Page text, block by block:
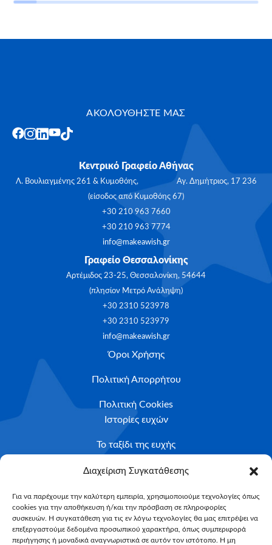
Διαχείριση Συγκατάθεσης
Για να παρέχουμε την καλύτερη εμπειρία, χρησιμοποιούμε τεχνολογίες όπως
cookies για την αποθήκευση ή/και την πρόσβαση σε πληροφορίες
συσκευών. Η συγκατάθεση για τις εν λόγω τεχνολογίες θα μας επιτρέψει να
επεξεργαστούμε δεδομένα προσωπικού χαρακτήρα, όπως συμπεριφορά
περιήγησης ή μοναδικά αναγνωριστικά σε αυτόν τον ιστότοπο. Η μη
ΑΚΟΛΟΥΘΗΣΤΕ ΜΑΣ
Κεντρικό Γραφείο Αθήνας
Λ. Βουλιαγμένης 261 & Κυμοθόης, Αγ. Δημήτριος, 17 236
(είσοδος από Κυμοθόης 67)
+30 210 963 7660
+30 210 963 7774
info@makeawish.gr
Γραφείο Θεσσαλονίκης
Αρτέμιδος 23-25, Θεσσαλονίκη, 54644
(πλησίον Μετρό Ανάληψη)
+30 2310 523978
+30 2310 523979
info@makeawish.gr
Όροι Χρήσης
Πολιτική Απορρήτου
Πολιτική Cookies
Ιστορίες ευχών
Το ταξίδι της ευχής
Κριτήρια Καταλληλότητας
Υποβολή Αιτήματος
NEWSLETTER
Email*